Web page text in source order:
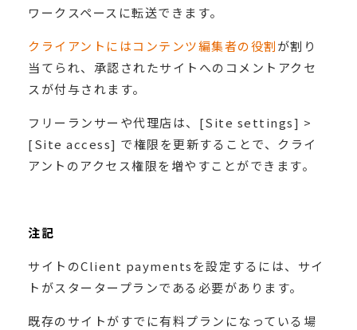
ワークスペースに転送できます。
クライアントにはコンテンツ編集者の役割が割り
当てられ、承認されたサイトへのコメントアクセ
スが付与されます。
フリーランサーや代理店は、[Site settings] >
[Site access] で権限を更新することで、クライ
アントのアクセス権限を増やすことができます。
注記
サイトのClient paymentsを設定するには、サイ
トがスタータープランである必要があります。
既存のサイトがすでに有料プランになっている場